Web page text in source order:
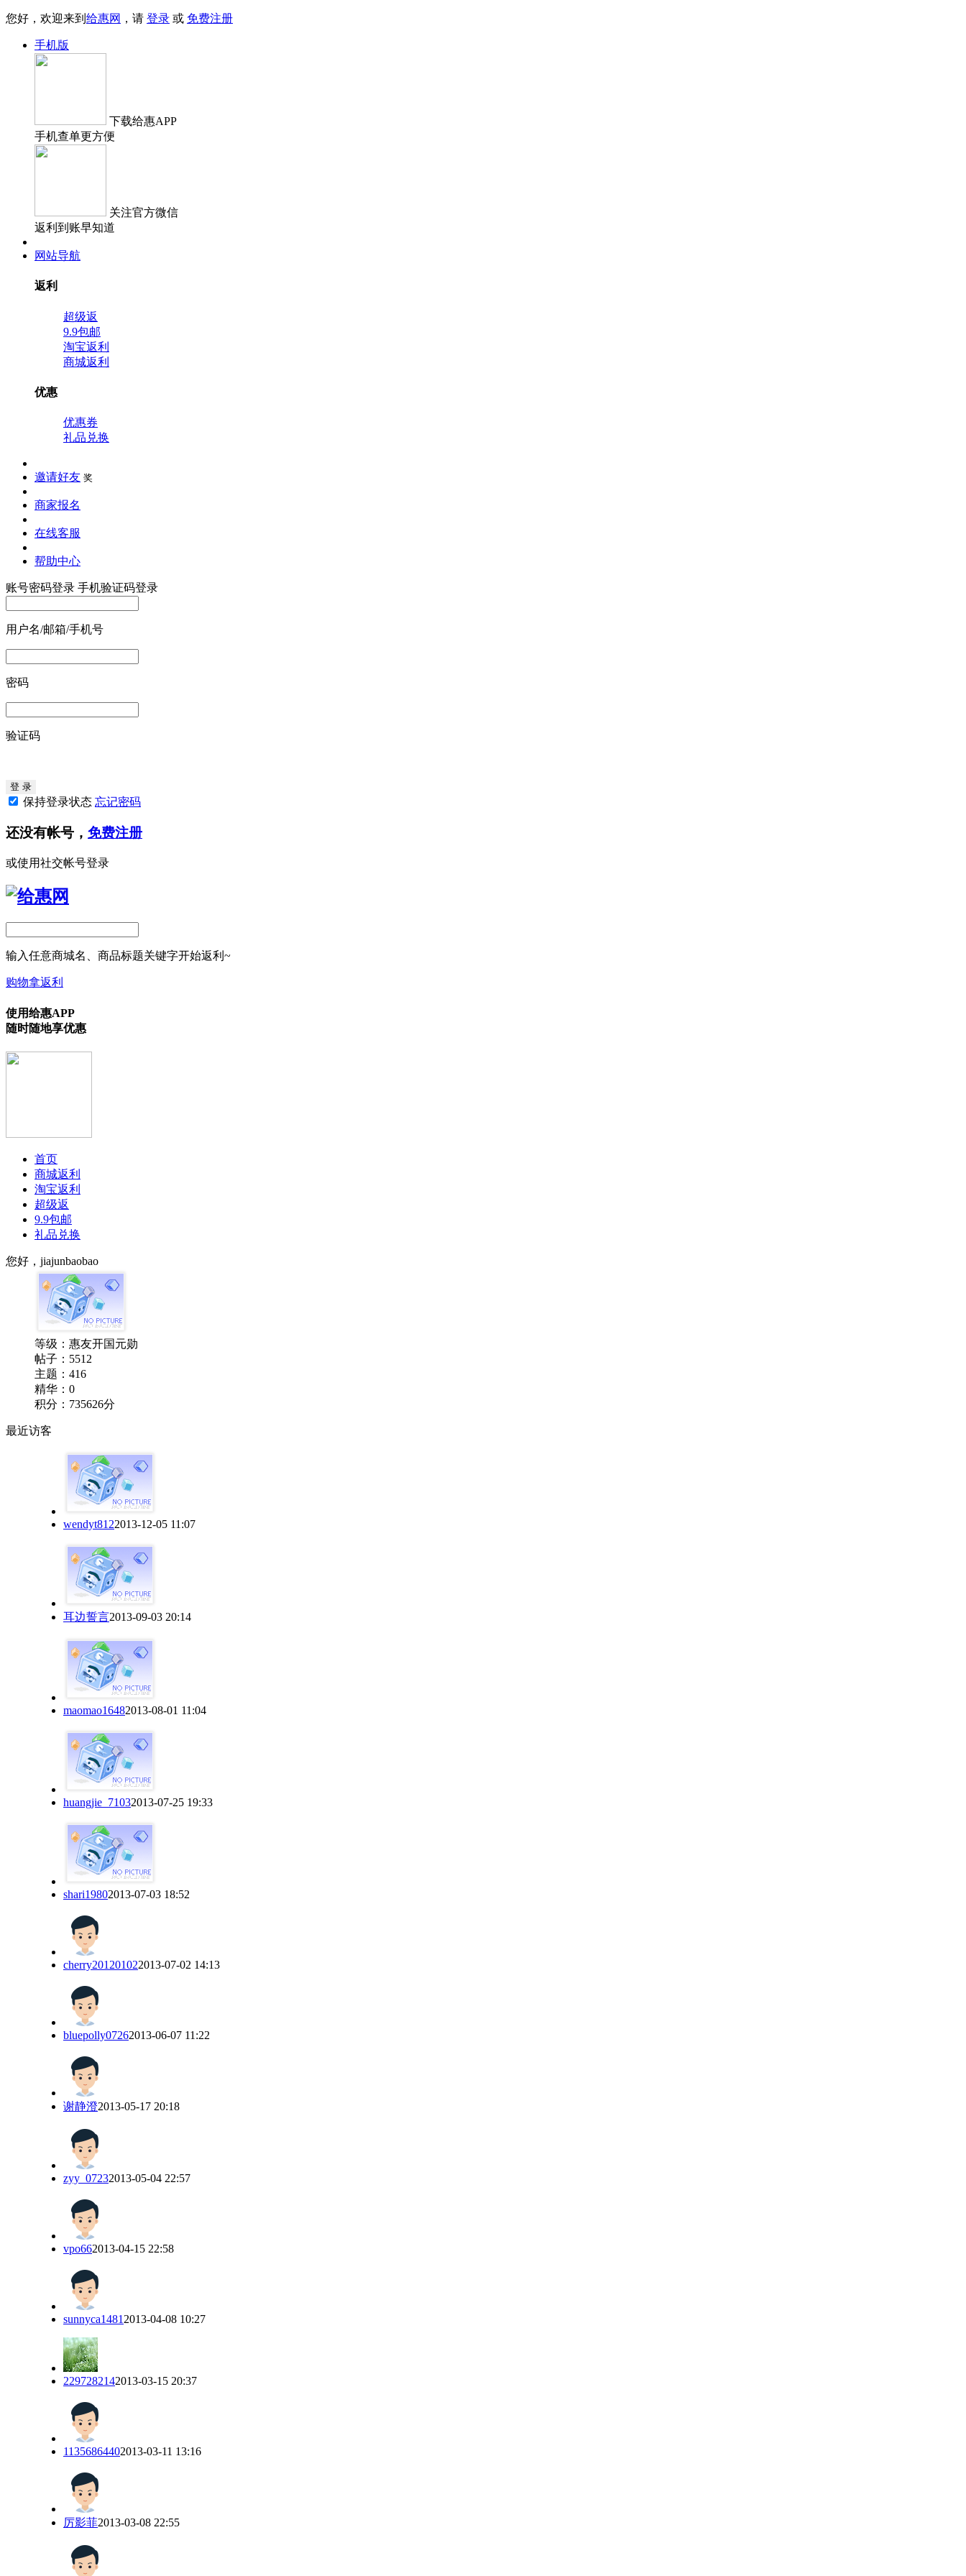
您好，欢迎来到 给惠网 ，请 登录 或 免费注册
手机版
下载给惠APP
手机查单更方便
关注官方微信
返利到账早知道
网站导航
返利
超级返
9.9包邮
淘宝返利
商城返利
优惠
优惠券
礼品兑换
邀请好友 奖
商家报名
在线客服
帮助中心
账号密码登录 手机验证码登录
用户名/邮箱/手机号
密码
验证码
保持登录状态 忘记密码
还没有帐号， 免费注册
或使用社交帐号登录
输入任意商城名、商品标题关键字开始返利~
购物拿返利
使用给惠APP
随时随地享优惠
首页
商城返利
淘宝返利
超级返
9.9包邮
礼品兑换
您好，jiajunbaobao
等级： 惠友开国元勋
帖子：5512
主题：416
精华：0
积分：735626分
最近访客
wendyt8122013-12-05 11:07
耳边誓言2013-09-03 20:14
maomao16482013-08-01 11:04
huangjie_71032013-07-25 19:33
shari19802013-07-03 18:52
cherry201201022013-07-02 14:13
bluepolly07262013-06-07 11:22
谢静澄2013-05-17 20:18
zyy_07232013-05-04 22:57
vpo662013-04-15 22:58
sunnyca1481 2013-04-08 10:27
2297282142013-03-15 20:37
11356864402013-03-11 13:16
厉影菲2013-03-08 22:55